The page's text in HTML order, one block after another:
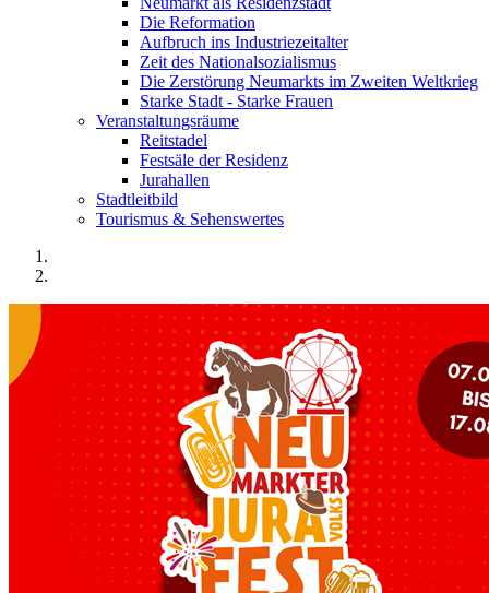
Die Reformation
Aufbruch ins Industriezeitalter
Zeit des Nationalsozialismus
Die Zerstörung Neumarkts im Zweiten Weltkrieg
Starke Stadt - Starke Frauen
Veranstaltungsräume
Reitstadel
Festsäle der Residenz
Jurahallen
Stadtleitbild
Tourismus & Sehenswertes